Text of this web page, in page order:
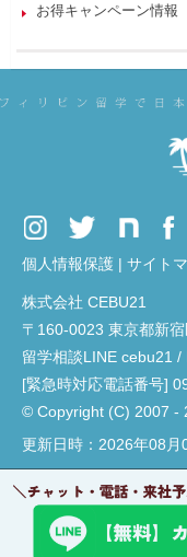
お得キャンペーン情報
個人情報保護 | サイト
株式会社 CEBU21
〒160-0023 東京都新
留学相談LINE cebu21
[緊急時対応電話番号]
© Copyright (C) 2007 -
更新日時：2026年08月